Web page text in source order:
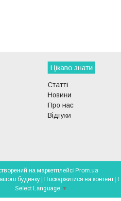
Цікаво знати
Статті
Новини
Про нас
Відгуки
на маркетплейсі Prom.ua
Поскаржитися на контент
Select Language ▼